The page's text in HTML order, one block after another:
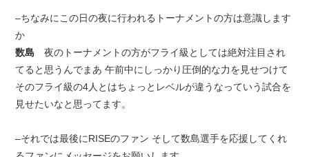
–ちなみにこの日の夜に行われるトーナメントの方は意識します
か
数島夜のトーナメントの方がフライ級としては絶対注目され
てると思うんでまあ 午前中にしっかり圧倒的な力を見せつけて
そのフライ級の4人とはちょっとレベルが違うなっていう試合を
見せたいなと思ってます。
–それでは最後にRISEのファン そして数島選手を応援してくれ